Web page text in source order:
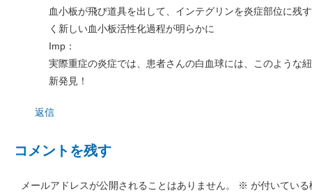
血小板が飛び道具を出して、インテグリンを炎症部位に残
く新しい血小板活性化過程が明らかに
Imp：
実際重症の炎症では、患者さんの白血球には、このような
新発見！
返信
コメントを残す
メールアドレスが公開されることはありません。 ※ が付いてい